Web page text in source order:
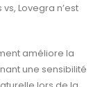
Lovegra n’est
améliore la
une sensibilité